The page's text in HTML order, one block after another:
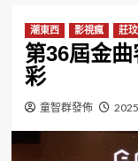
潮東西 影視瘋 莊
第36屆金
彩
童智群發佈